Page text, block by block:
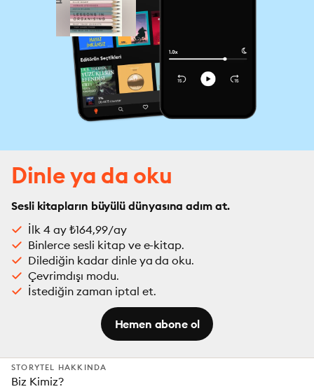
Dinle ya da oku
Sesli kitapların büyülü dünyasına adım at.
İlk 4 ay ₺164,99/ay
Binlerce sesli kitap ve e-kitap.
Dilediğin kadar dinle ya da oku.
Çevrimdışı modu.
İstediğin zaman iptal et.
Hemen abone ol
STORYTEL HAKKINDA
Biz Kimiz?